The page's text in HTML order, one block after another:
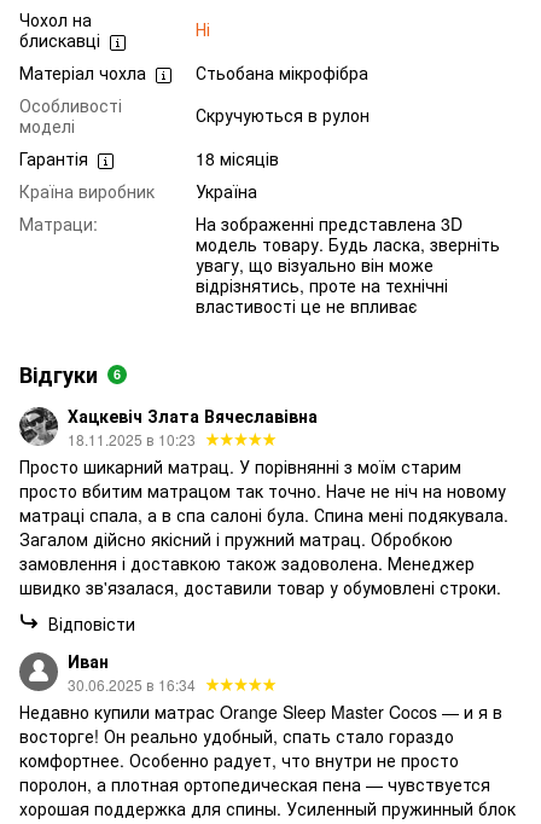
Чохол на
блискавці
Ні
Матеріал чохла
Стьобана мікрофібра
Особливості
моделі
Скручуються в рулон
Гарантія
18 місяців
Країна виробник
Україна
Матраци:
На зображенні представлена 3D
модель товару. Будь ласка, зверніть
увагу, що візуально він може
відрізнятись, проте на технічні
властивості це не впливає
Відгуки 6
Хацкевіч Злата Вячеславівна
18.11.2025 в 10:23
Просто шикарний матрац. У порівнянні з моїм старим
просто вбитим матрацом так точно. Наче не ніч на новому
матраці спала, а в спа салоні була. Спина мені подякувала.
Загалом дійсно якісний і пружний матрац. Обробкою
замовлення і доставкою також задоволена. Менеджер
швидко зв'язалася, доставили товар у обумовлені строки.
Відповісти
Иван
30.06.2025 в 16:34
Недавно купили матрас Orange Sleep Master Cocos — и я в
восторге! Он реально удобный, спать стало гораздо
комфортнее. Особенно радует, что внутри не просто
поролон, а плотная ортопедическая пена — чувствуется
хорошая поддержка для спины. Усиленный пружинный блок